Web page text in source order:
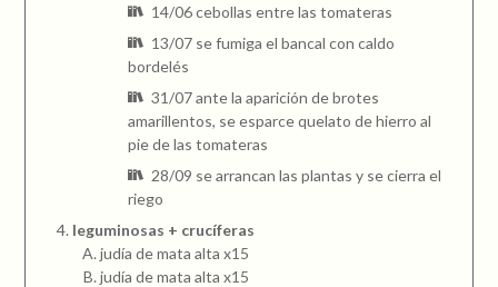
14/06 cebollas entre las tomateras
13/07 se fumiga el bancal con caldo
bordelés
31/07 ante la aparición de brotes
amarillentos, se esparce quelato de hierro al
pie de las tomateras
28/09 se arrancan las plantas y se cierra el
riego
leguminosas + crucíferas
judía de mata alta x15
judía de mata alta x15